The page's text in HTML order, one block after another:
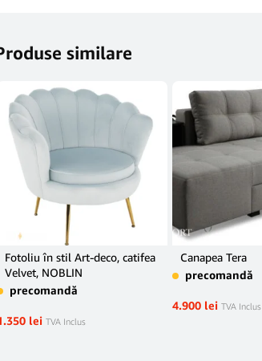
similare
Fotoliu în stil Art-deco, catifea
Velvet, NOBLIN
precomandă
lei TVA Inclus
Canapea Tera
precomandă
4.900 lei TVA Inclus